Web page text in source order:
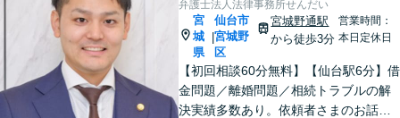
弁護士法人法律事務所せんだい
宮
城
県
|
仙台市
宮城野
区
宮城野通駅
から徒歩3分
営業時間：
本日定休日
【初回相談60分無料】【仙台駅6分】借
金問題／離婚問題／相続トラブルの解
決実績多数あり。依頼者さまのお話や